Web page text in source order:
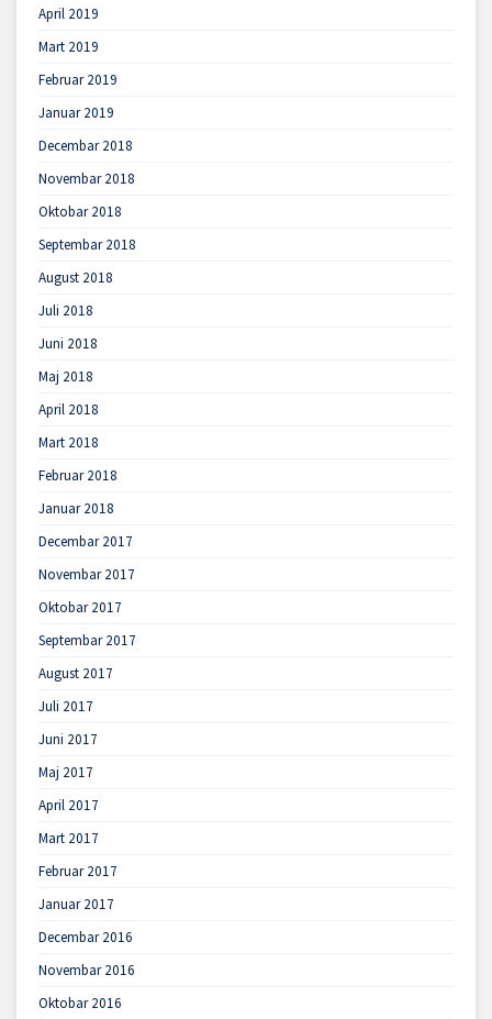
April 2019
Mart 2019
Februar 2019
Januar 2019
Decembar 2018
Novembar 2018
Oktobar 2018
Septembar 2018
August 2018
Juli 2018
Juni 2018
Maj 2018
April 2018
Mart 2018
Februar 2018
Januar 2018
Decembar 2017
Novembar 2017
Oktobar 2017
Septembar 2017
August 2017
Juli 2017
Juni 2017
Maj 2017
April 2017
Mart 2017
Februar 2017
Januar 2017
Decembar 2016
Novembar 2016
Oktobar 2016